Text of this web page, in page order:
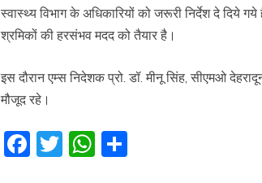
स्वास्थ्य विभाग के अधिकारियों को जरूरी निर्देश दे दिये
श्रमिकों की हरसंभव मदद को तैयार है।
इस दौरान एम्स निदेशक प्रो. डॉ. मीनू सिंह, सीएमओ
मौजूद रहे।
F
T
W